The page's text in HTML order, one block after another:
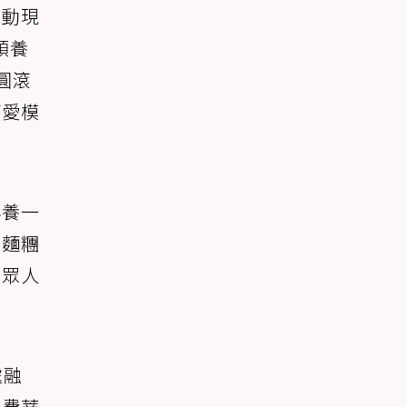
現
養
滾
模
一
糰
人